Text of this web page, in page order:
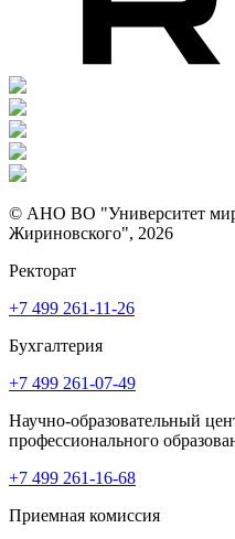
© АНО ВО "Университет
Жириновского", 2026
Ректорат
+7 499 261-11-26
Бухгалтерия
+7 499 261-07-49
Научно-образовательный
профессионального
+7 499 261-16-68
Приемная комиссия